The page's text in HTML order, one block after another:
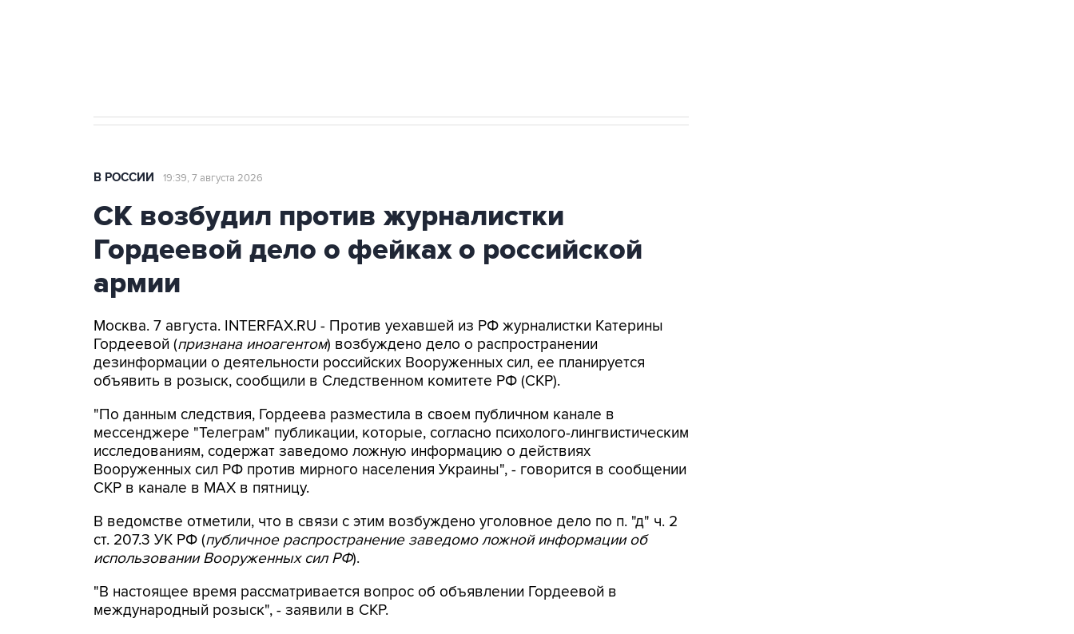
В РОССИИ 19:39, 7 августа 2026
СК возбудил против журналистки
Гордеевой дело о фейках о российской
армии
Москва. 7 августа. INTERFAX.RU - Против уехавшей из РФ журналистки Катерины
Гордеевой (признана иноагентом) возбуждено дело о распространении
дезинформации о деятельности российских Вооруженных сил, ее планируется
объявить в розыск, сообщили в Следственном комитете РФ (СКР).
"По данным следствия, Гордеева разместила в своем публичном канале в
мессенджере "Телеграм" публикации, которые, согласно психолого-лингвистическим
исследованиям, содержат заведомо ложную информацию о действиях
Вооруженных сил РФ против мирного населения Украины", - говорится в сообщении
СКР в канале в MAX в пятницу.
В ведомстве отметили, что в связи с этим возбуждено уголовное дело по п. "д" ч. 2
ст. 207.3 УК РФ (публичное распространение заведомо ложной информации об
использовании Вооруженных сил РФ).
"В настоящее время рассматривается вопрос об объявлении Гордеевой в
международный розыск", - заявили в СКР.